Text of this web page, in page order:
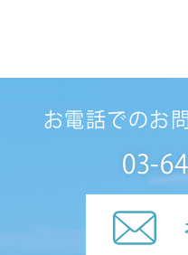
お電話でのお
03-